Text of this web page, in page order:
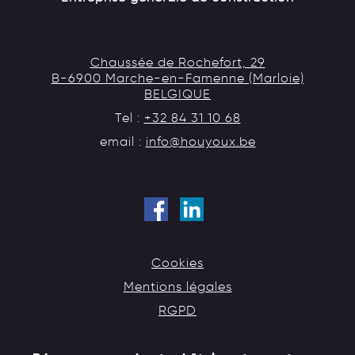
Chaussée de Rochefort, 29
B-6900 Marche-en-Famenne (Marloie)
BELGIQUE
Tel : +32 84 31 10 68
email : info@houyoux.be
Cookies
Mentions légales
RGPD